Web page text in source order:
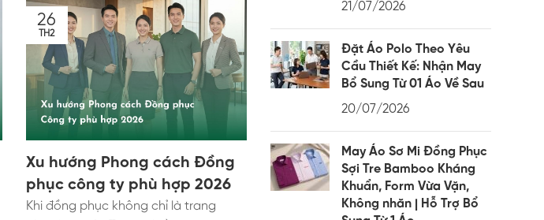
thường mang hơi hướng nam tính,
năng động. Nếu không biết cách phối
hợp, nó rất dễ khiến phái đẹp bị "dìm
dáng", lộ vòng eo bánh mì hoặc làm
tỷ lệ cơ thể mất cân đối. Đừng vội cất
chiếc áo công ty vào góc tủ! Hôm
nay, Aristino Uniform sẽ bật mí những
tuyệt chiêu sơ vin đồng phục áo polo
đỉnh cao. Những bí quyết này sẽ giúp
bạn "hack dáng" thần kỳ, kéo dài đôi
chân và biến hóa thành một quý cô
26
TH2
Xu hướng Phong cách Đồng
phục công ty phù hợp 2026
Khi đồng phục không chỉ là trang
21/07/2026
Đặt Áo Polo Theo Yêu
Cầu Thiết Kế: Nhận May
Bổ Sung Từ 01 Áo Về Sau
20/07/2026
May Áo Sơ Mi Đồng Phục
Sợi Tre Bamboo Kháng
Khuẩn, Form Vừa Vặn,
Không nhăn | Hỗ Trợ Bổ